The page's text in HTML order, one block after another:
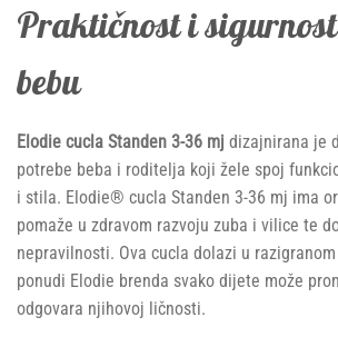
Praktičnost i
bebu
Elodie cucla Standen 3-36 mj dizajnirana je
potrebe beba i roditelja koji žele spoj
i stila. Elodie® cucla Standen 3-36 mj ima
pomaže u zdravom razvoju zuba i vilice te
nepravilnosti. Ova cucla dolazi u
ponudi Elodie brenda svako dijete može
odgovara njihovoj ličnosti.